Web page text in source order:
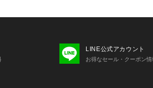
LINE公式アカウント
お得なセール・クーポン情